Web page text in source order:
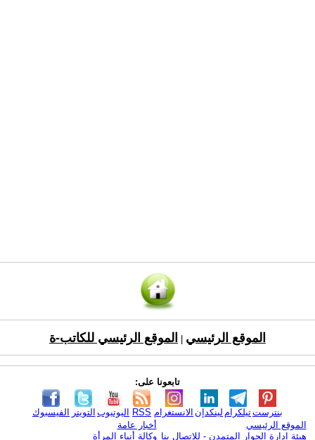
الموقع الرئيسي الموقع الرئيسي للكاتب-ة
تابعونا على:
الفيسبوك التويتر اليوتيوب RSS الانستغرام لينكدإن تيلكرامبنترست
الموقع الرئيسي
هيئة ادارة الحوار المتمدن - للإتصال بنا
أخبار عامة
وكالة أنباء المرأة